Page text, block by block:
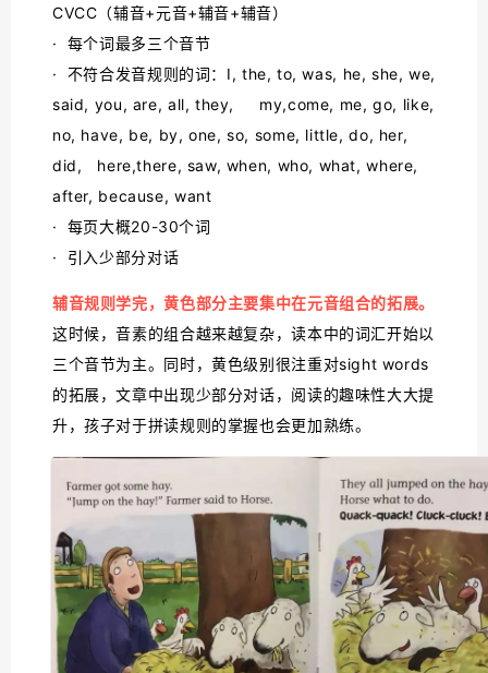
CVCC（辅音+元音+辅音+辅音）
· 每个词最多三个音节
· 不符合发音规则的词：I, the, to, was, he, she, we,
said, you, are, all, they, my,come, me, go, like,
no, have, be, by, one, so, some, little, do, her,
did, here,there, saw, when, who, what, where,
after, because, want
· 每页大概20-30个词
· 引入少部分对话
辅音规则学完，黄色部分主要集中在元音组合的拓展。
这时候，音素的组合越来越复杂，读本中的词汇开始以
三个音节为主。同时，黄色级别很注重对sight words
的拓展，文章中出现少部分对话，阅读的趣味性大大提
升，孩子对于拼读规则的掌握也会更加熟练。